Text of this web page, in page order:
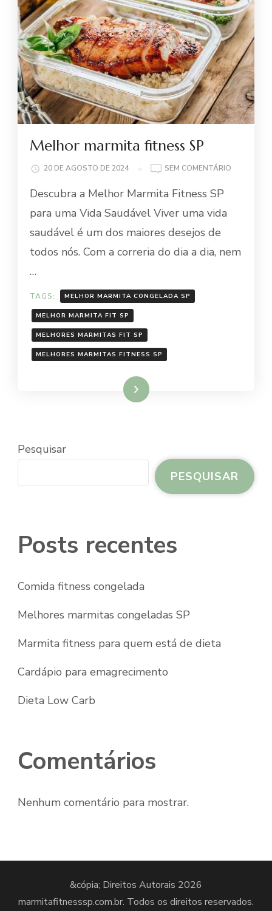
Melhor marmita fitness SP
20 DE AGOSTO DE 2024 SEM COMENTÁRIO
Descubra a Melhor Marmita Fitness SP
para uma Vida Saudável Viver uma vida
saudável é um dos maiores desejos de
todos nós. Com a correria do dia a dia, nem
…
TAGS: MELHOR MARMITA CONGELADA SP
MELHOR MARMITA FIT SP
MELHORES MARMITAS FIT SP
MELHORES MARMITAS FITNESS SP
Ler mais
Pesquisar
PESQUISAR
Posts recentes
Comida fitness congelada
Melhores marmitas congeladas SP
Marmita fitness para quem está de dieta
Cardápio para emagrecimento
Dieta Low Carb
Comentários
Nenhum comentário para mostrar.
&cópia; Direitos Autorais 2026
marmitafitnesssp.com.br. Todos os direitos reservados.